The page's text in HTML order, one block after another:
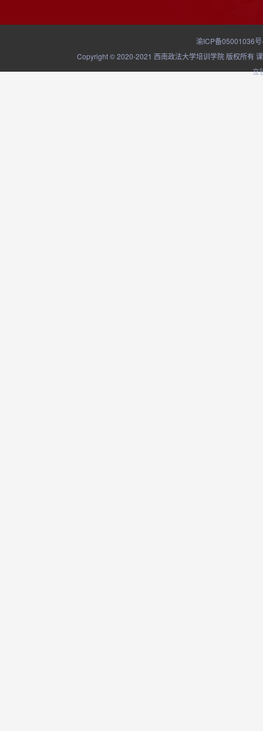
渝ICP备05001036
Copyright © 2020-2021 西南政法大学培训学院 版权所有
立